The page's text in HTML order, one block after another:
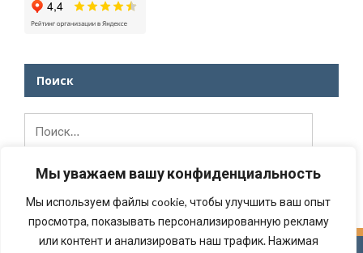
Мы уважаем вашу конфиденциальность
Мы используем файлы cookie, чтобы улучшить ваш опыт
просмотра, показывать персонализированную рекламу
или контент и анализировать наш трафик. Нажимая
Поиск